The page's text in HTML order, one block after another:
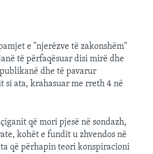
e "njerëzve të zakonshëm"
të përfaqësuar disi mirë dhe
dhe të pavarur
si ata, krahasuar me rreth 4 në
që mori pjesë në sondazh,
kohët e fundit u zhvendos në
që përhapin teori konspiracioni